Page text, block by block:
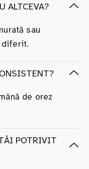
ALTCEVA?
sau
diferit.
de orez
POTRIVIT